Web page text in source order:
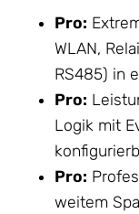
Pro:
WLAN,
RS485) in
Pro:
Logik mit
Pro:
weitem